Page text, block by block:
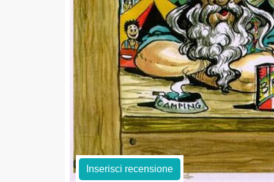
Inserisci recensione